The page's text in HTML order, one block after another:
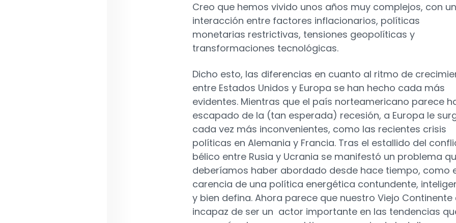
Creo que hemos vivido unos años muy complejos, con
interacción entre factores inflacionarios, políticas
monetarias restrictivas, tensiones geopolíticas y
transformaciones tecnológicas.
Dicho esto, las diferencias en cuanto al ritmo de
entre Estados Unidos y Europa se han hecho cada más
evidentes. Mientras que el país norteamericano parece
escapado de la (tan esperada) recesión, a Europa le
cada vez más inconvenientes, como las recientes crisis
políticas en Alemania y Francia. Tras el estallido del
bélico entre Rusia y Ucrania se manifestó un problema
deberíamos haber abordado desde hace tiempo, como
carencia de una política energética contundente,
y bien defina. Ahora parece que nuestro Viejo Continente
incapaz de ser un actor importante en las tendencias